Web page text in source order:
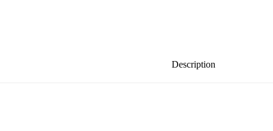
Description